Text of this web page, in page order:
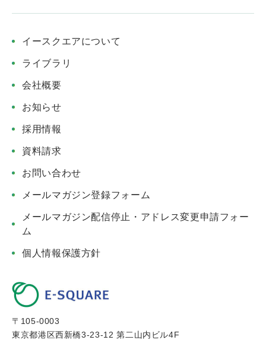
イースクエアについて
ライブラリ
会社概要
お知らせ
採用情報
資料請求
お問い合わせ
メールマガジン登録フォーム
メールマガジン配信停止・アドレス変更申請フォー
ム
個人情報保護方針
〒105-0003
東京都港区西新橋3-23-12 第二山内ビル4F